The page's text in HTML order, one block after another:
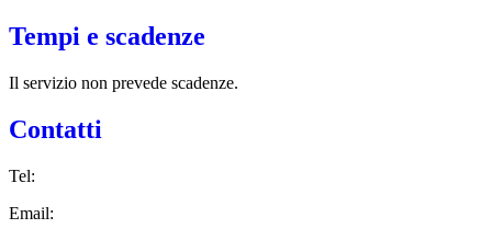
Tempi e scadenze
Il servizio non prevede scadenze.
Contatti
Tel:
Email: